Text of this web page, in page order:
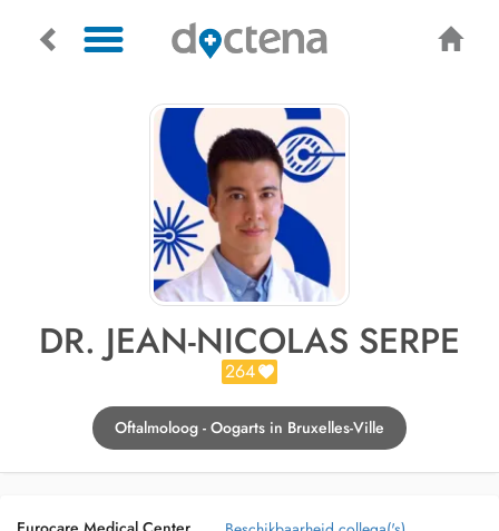
DR. JEAN-NICOLAS SERPE
264
Oftalmoloog - Oogarts in Bruxelles-Ville